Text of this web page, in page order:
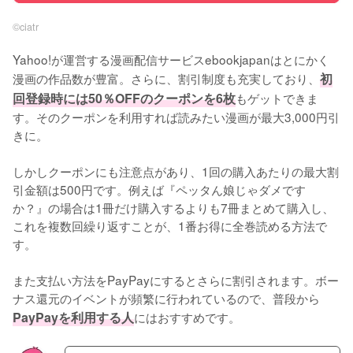
©︎ciatr
Yahoo!が運営する漫画配信サービスebookjapanはとにかく
漫画の作品数が豊富。さらに、割引制度も充実しており、 初
回登録時には50％OFFのクーポンを6枚もゲットできま
す。そのクーポンを利用すれば読みたい漫画が最大3,000円引
きに。
しかしクーポンにも注意点があり、1回の購入あたりの最大割
引金額は500円です。例えば『ペッタん娘じゃダメです
か？』の場合は1冊だけ購入するよりも7冊まとめて購入し、
これを複数回繰り返すことが、1番お得に全巻読める方法で
す。
また支払い方法をPayPayにするとさらに割引されます。ボー
ナス還元のイベントが頻繁に行われているので、普段から
PayPayを利用する人にはおすすめです。